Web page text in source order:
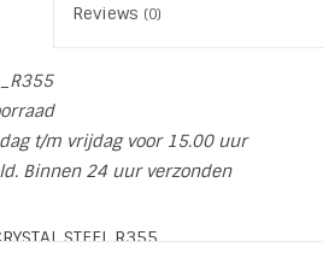
Reviews (0)
t/m vrijdag voor 15.00 uur
Binnen 24 uur verzonden
STEEL R355